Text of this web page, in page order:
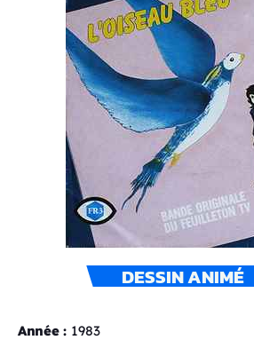
DESSIN ANIMÉ
Année : 1983